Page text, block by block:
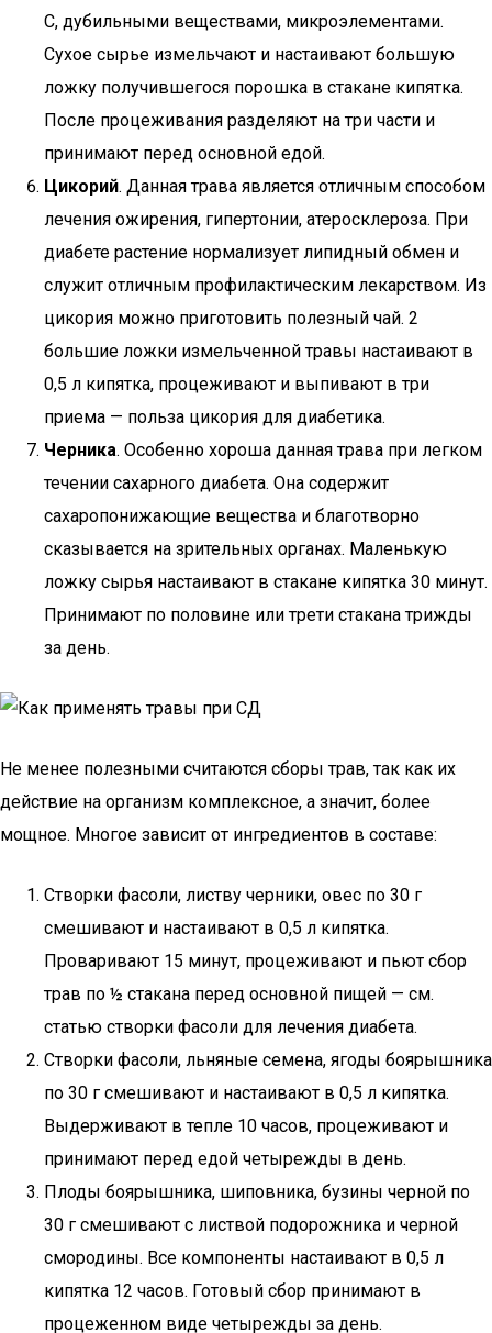
C, дубильными веществами, микроэлементами.
Сухое сырье измельчают и настаивают большую
ложку получившегося порошка в стакане кипятка.
После процеживания разделяют на три части и
принимают перед основной едой.
Цикорий. Данная трава является отличным способом
лечения ожирения, гипертонии, атеросклероза. При
диабете растение нормализует липидный обмен и
служит отличным профилактическим лекарством. Из
цикория можно приготовить полезный чай. 2
большие ложки измельченной травы настаивают в
0,5 л кипятка, процеживают и выпивают в три
приема — польза цикория для диабетика.
Черника. Особенно хороша данная трава при легком
течении сахарного диабета. Она содержит
сахаропонижающие вещества и благотворно
сказывается на зрительных органах. Маленькую
ложку сырья настаивают в стакане кипятка 30 минут.
Принимают по половине или трети стакана трижды
за день.
Не менее полезными считаются сборы трав, так как их
действие на организм комплексное, а значит, более
мощное. Многое зависит от ингредиентов в составе:
Створки фасоли, листву черники, овес по 30 г
смешивают и настаивают в 0,5 л кипятка.
Проваривают 15 минут, процеживают и пьют сбор
трав по ½ стакана перед основной пищей — см.
статью створки фасоли для лечения диабета.
Створки фасоли, льняные семена, ягоды боярышника
по 30 г смешивают и настаивают в 0,5 л кипятка.
Выдерживают в тепле 10 часов, процеживают и
принимают перед едой четырежды в день.
Плоды боярышника, шиповника, бузины черной по
30 г смешивают с листвой подорожника и черной
смородины. Все компоненты настаивают в 0,5 л
кипятка 12 часов. Готовый сбор принимают в
процеженном виде четырежды за день.